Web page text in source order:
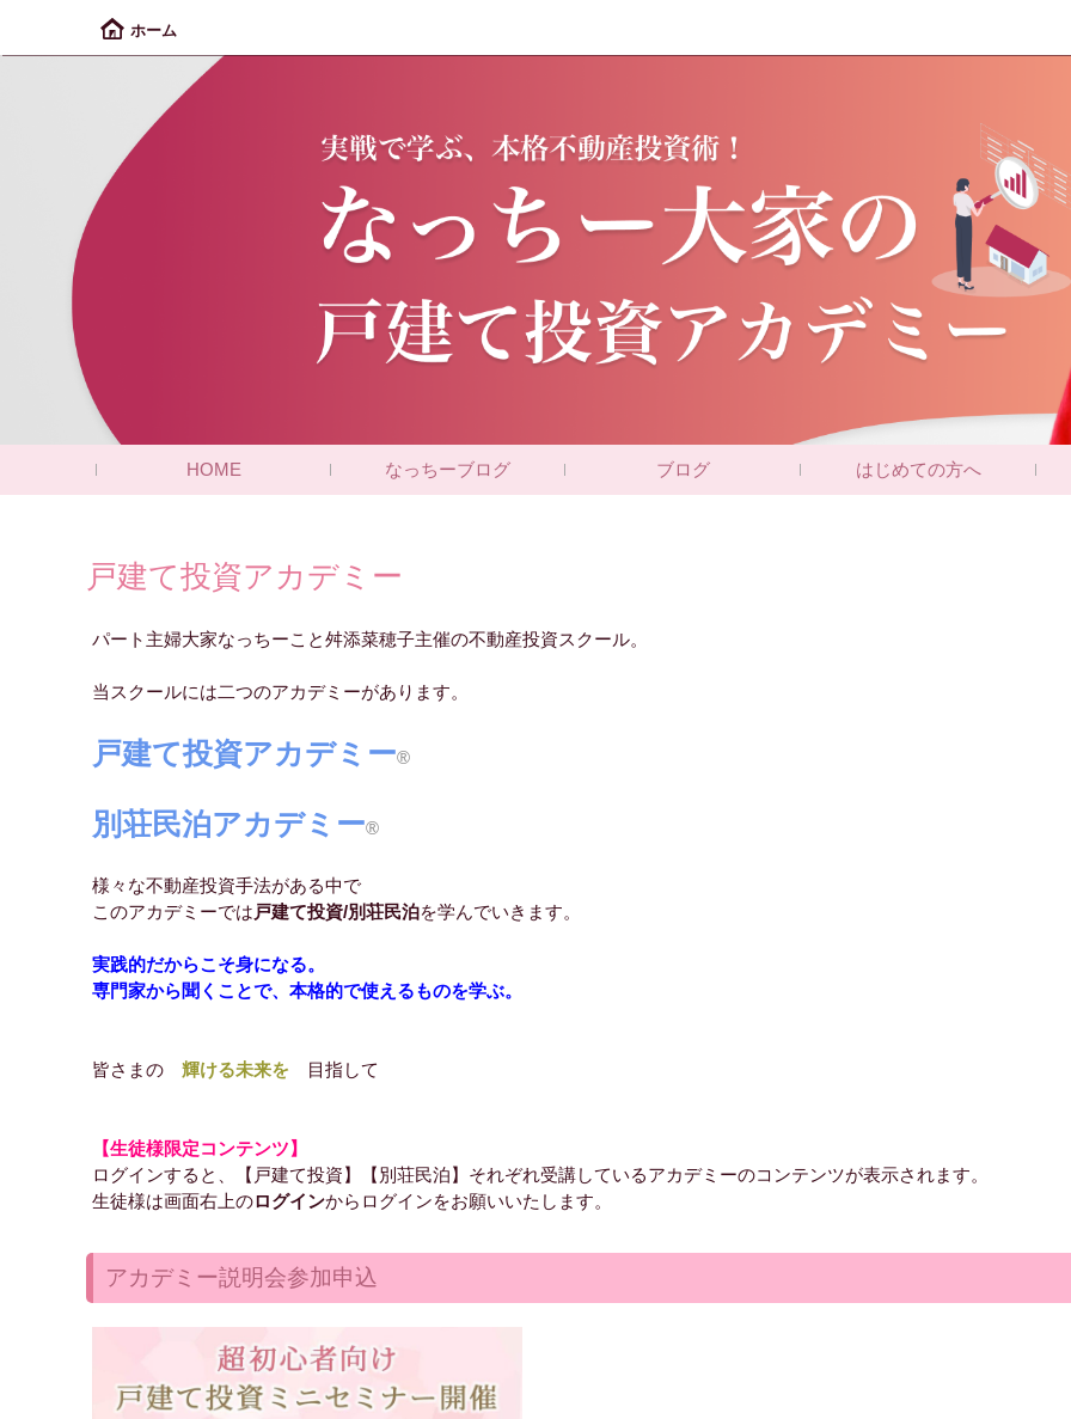
HOME なっちーブログ ブログ はじめての方へ
戸建て投資アカデミー
パート主婦大家なっちーこと舛添菜穂子主催の不動産投資スクール。
当スクールには二つのアカデミーがあります。
戸建て投資アカデミー®
別荘民泊アカデミー®
様々な不動産投資手法がある中で
このアカデミーでは 戸建て投資/別荘民泊を学んでいきます。
実践的だからこそ身になる。
専門家から聞くことで、本格的で使えるものを学ぶ。
皆さまの 輝ける未来を 目指して
【生徒様限定コンテンツ】
ログインすると、【戸建て投資】【別荘民泊】それぞれ受講しているアカデミーのコンテンツが表示されます。
生徒様は画面右上のログインからログインをお願いいたします。
アカデミー説明会参加申込
ホーム